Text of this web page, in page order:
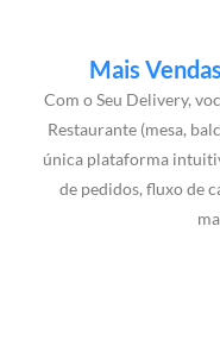
Mais
Com o Seu Delivery,
Restaurante (mesa,
única plataforma
de pedidos, fluxo de